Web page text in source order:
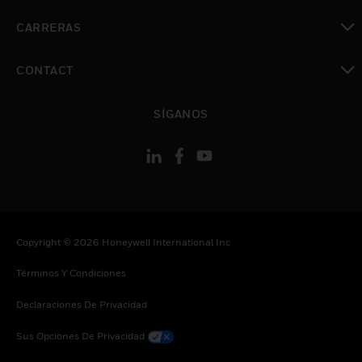
CARRERAS
CONTACT
SÍGANOS
Copyright © 2026 Honeywell International Inc
Términos Y Condiciones
Declaraciones De Privacidad
Sus Opciones De Privacidad